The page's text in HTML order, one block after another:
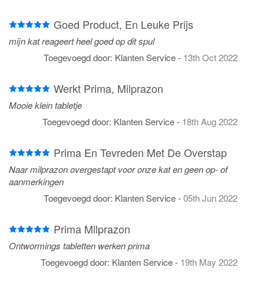
Goed Product, En Leuke Prijs
mijn kat reageert heel goed op dit spul
Toegevoegd door: Klanten Service- 13th Oct 2022
Werkt Prima, Milprazon
Mooie klein tabletje
Toegevoegd door: Klanten Service- 18th Aug 2022
Prima En Tevreden Met De Overstap
Naar milprazon overgestapt voor onze kat en geen op- of
aanmerkingen
Toegevoegd door: Klanten Service-05th Jun 2022
Prima Milprazon
Ontwormings tabletten werken prima
Toegevoegd door: Klanten Service- 19th May 2022